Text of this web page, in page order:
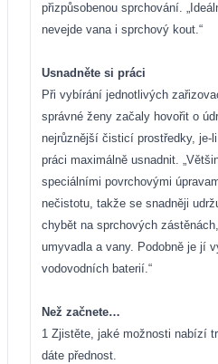
přizpůsobenou sprchování.
nevejde vana i sprchový kout.“
Usnadněte si práci
Při vybírání jednotlivých
správné ženy začaly hovořit o
nejrůznější čisticí prostředky, je-
práci maximálně usnadnit.
speciálními povrchovými
nečistotu, takže se snadněji
chybět na sprchových
umyvadla a vany. Podobně je jí
vodovodních baterií.“
Než začnete…
1 Zjistěte, jaké možnosti nabízí
dáte přednost.